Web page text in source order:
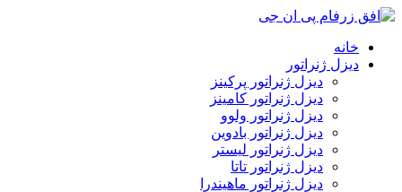
پرش
محتوا
خانه
دیزل ژنراتور
دیزل ژنراتور پرکینز
دیزل ژنراتور کامینز
دیزل ژنراتور ولوو
دیزل ژنراتور بادوین
دیزل ژنراتور لیستر
دیزل ژنراتور تاتا
دیزل ژنراتور ماهیندرا